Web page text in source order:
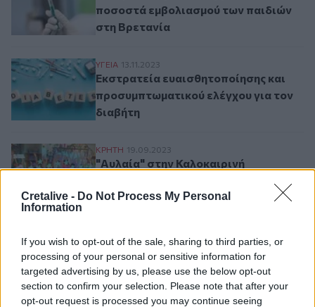
Cretalive - Do Not Process My Personal
Information
If you wish to opt-out of the sale, sharing to third parties, or
processing of your personal or sensitive information for
targeted advertising by us, please use the below opt-out
section to confirm your selection. Please note that after your
opt-out request is processed you may continue seeing
ποσοστά εμβολιασμού των παιδιών
στη Βρετανία
Εκστρατεία ευαισθητοποίησης και
ΥΓΕΙΑ 13.11.2023
Εκστρατεία ευαισθητοποίησης και
προσυμπτωματικού ελέγχου για τον
διαβήτη
"Αυλαία" στην Καλοκαιρινή Εκστρατεία
ΚΡΗΤΗ 19.09.2023
"Αυλαία" στην Καλοκαιρινή
Δημιουργικότητας, στα Χανιά
Πανευρωπαϊκή εκστρατεία
Πανευρωπαϊκή εκστρατεία
#PlantHealth4Life με στόχο την
ευαισθητοποίηση του κοινού για την
υγεία των φυτών